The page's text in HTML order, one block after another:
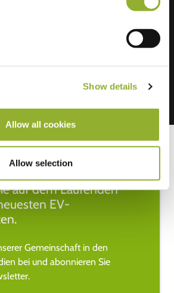
Show details
Allow all cookies
Allow selection
auf dem Laufenden
EV-
Gemeinschaft in den
bei und abonnieren Sie